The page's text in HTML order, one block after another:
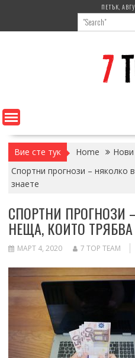
content
ПЕТЪК,
Вие сте тук Home
Нови
Спортни прогнози – няколко
знаете
СПОРТНИ
НЕЩА, КОИТО
МАРТ 4, 2020 7 TOP TEAM